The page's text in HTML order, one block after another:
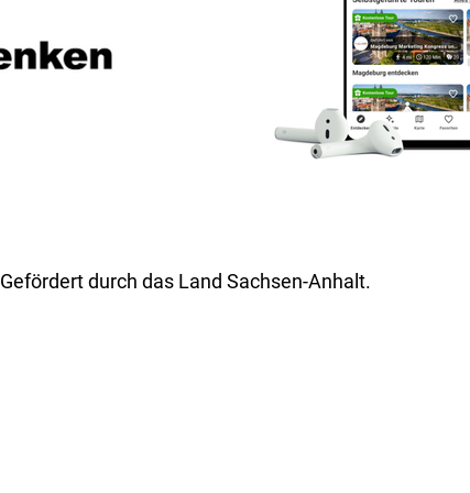
Gefördert durch das Land Sachsen-Anhalt.